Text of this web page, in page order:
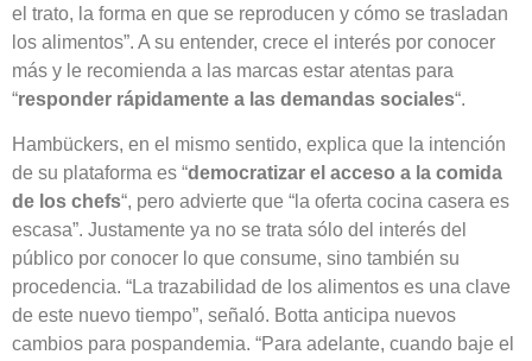
el trato, la forma en que se reproducen y cómo se trasladan
los alimentos”. A su entender, crece el interés por conocer
más y le recomienda a las marcas estar atentas para
“responder rápidamente a las demandas sociales“.
Hambückers, en el mismo sentido, explica que la intención
de su plataforma es “democratizar el acceso a la comida
de los chefs“, pero advierte que “la oferta cocina casera es
escasa”. Justamente ya no se trata sólo del interés del
público por conocer lo que consume, sino también su
procedencia. “La trazabilidad de los alimentos es una clave
de este nuevo tiempo”, señaló. Botta anticipa nuevos
cambios para pospandemia. “Para adelante, cuando baje el